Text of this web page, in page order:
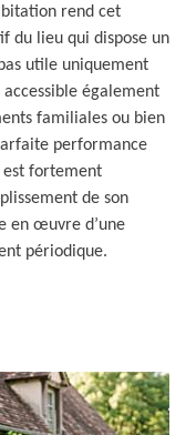
rend cet
du lieu qui dispose un
utile uniquement
également
familiales ou bien
performance
fortement
de son
en œuvre d’une
périodique.